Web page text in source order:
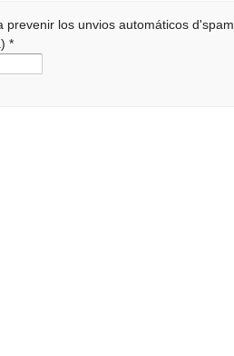
los unvios automáticos d'spam.
*